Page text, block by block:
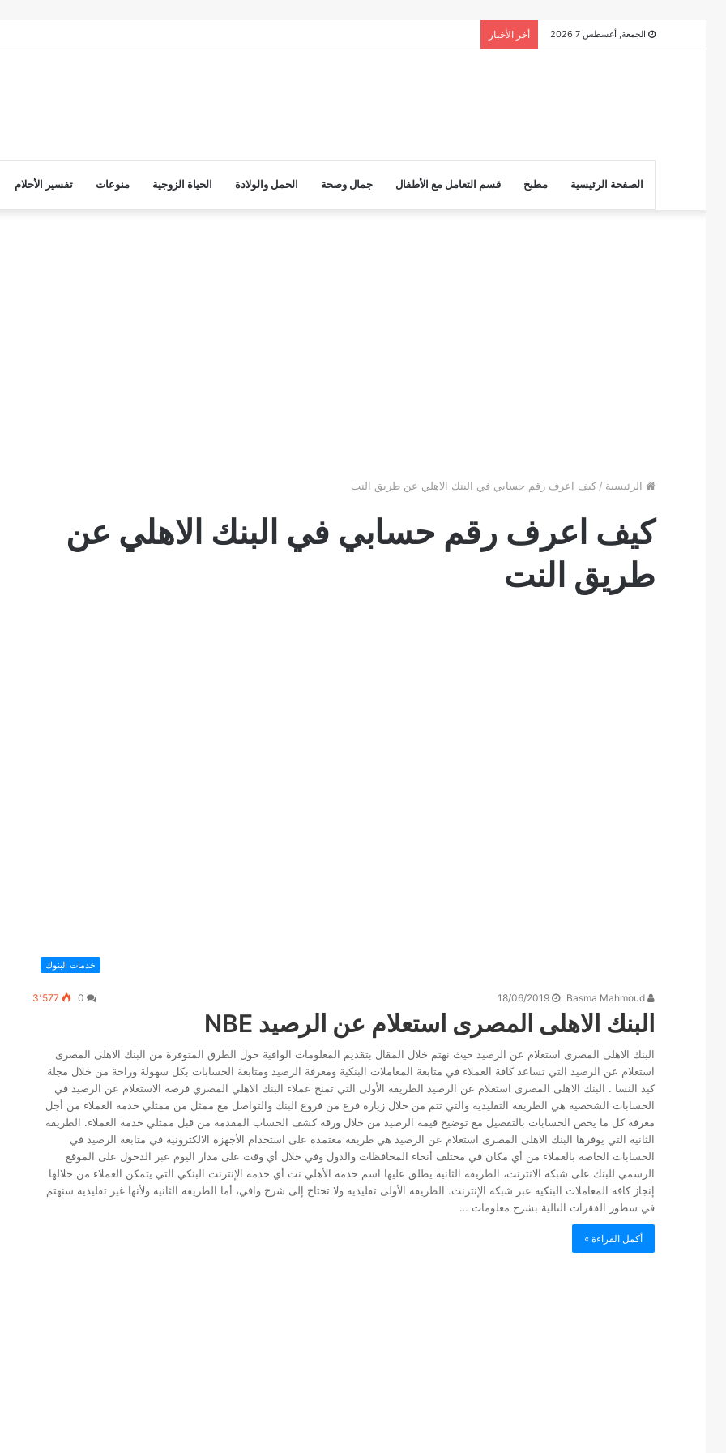
الجمعة, أغسطس 7 2026 أخر الأخبار
الصفحة الرئيسية مطبخ قسم التعامل مع الأطفال جمال وصحة الحمل والولادة الحياة الزوجية منوعات تفسير الأحلام
الرئيسية / كيف اعرف رقم حسابي في البنك الاهلي عن طريق النت
كيف اعرف رقم حسابي في البنك الاهلي عن
طريق النت
خدمات البنوك
Basma Mahmoud
18/06/2019
0 3٬577
البنك الاهلى المصرى استعلام عن الرصيد NBE
البنك الاهلى المصرى استعلام عن الرصيد حيث نهتم خلال المقال بتقديم المعلومات الوافية حول الطرق المتوفرة من البنك الاهلى المصرى
استعلام عن الرصيد التي تساعد كافة العملاء في متابعة المعاملات البنكية ومعرفة الرصيد ومتابعة الحسابات بكل سهولة وراحة من خلال مجلة
كيد النسا . البنك الاهلى المصرى استعلام عن الرصيد الطريقة الأولى التي تمنح عملاء البنك الاهلي المصري فرصة الاستعلام عن الرصيد في
الحسابات الشخصية هي الطريقة التقليدية والتي تتم من خلال زيارة فرع من فروع البنك والتواصل مع ممثل من ممثلي خدمة العملاء من أجل
معرفة كل ما يخص الحسابات بالتفصيل مع توضيح قيمة الرصيد من خلال ورقة كشف الحساب المقدمة من قبل ممثلي خدمة العملاء. الطريقة
الثانية التي يوفرها البنك الاهلى المصرى استعلام عن الرصيد هي طريقة معتمدة على استخدام الأجهزة الالكترونية في متابعة الرصيد في
الحسابات الخاصة بالعملاء من أي مكان في مختلف أنحاء المحافظات والدول وفي خلال أي وقت على مدار اليوم عبر الدخول على الموقع
الرسمي للبنك على شبكة الانترنت، الطريقة الثانية يطلق عليها اسم خدمة الأهلي نت أي خدمة الإنترنت البنكي التي يتمكن العملاء من خلالها
إنجاز كافة المعاملات البنكية عبر شبكة الإنترنت. الطريقة الأولى تقليدية ولا تحتاج إلى شرح وافي، أما الطريقة الثانية ولأنها غير تقليدية سنهتم
في سطور الفقرات التالية بشرح معلومات …
أكمل القراءة »